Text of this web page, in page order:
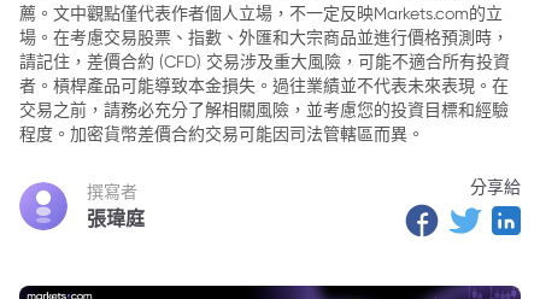
3. 國內政治壓力驅動雙邊關係的變動
4. 美以軍事分歧日趨顯著
5. 政策回顧與歷史上的相似張力
6. 持續支持下的摩擦：軍援與政治背書
7. 國內政治壓力下的權衡與困境
8. 行動上的反覆與戰略視角的差異
薦。文中觀點僅代表作者個人立場，不一定反映Markets.com的立
場。在考慮交易股票、指數、外匯和大宗商品並進行價格預測時，
請記住，差價合約 (CFD) 交易涉及重大風險，可能不適合所有投資
者。槓桿產品可能導致本金損失。過往業績並不代表未來表現。在
交易之前，請務必充分了解相關風險，並考慮您的投資目標和經驗
程度。加密貨幣差價合約交易可能因司法管轄區而異。
撰寫者
張瑋庭
分享給